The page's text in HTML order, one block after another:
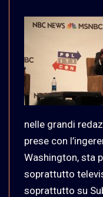
nelle grandi
prese con
Washington, sta
soprattutto
soprattutto su